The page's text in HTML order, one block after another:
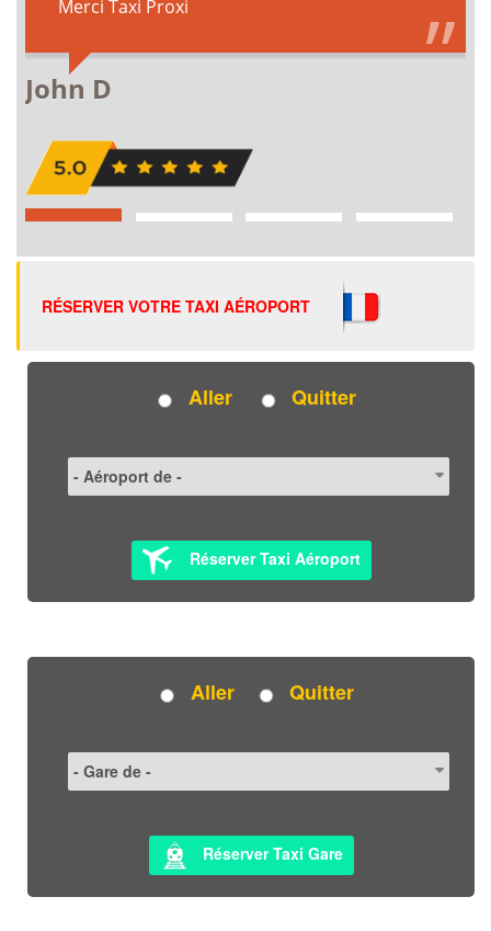
RÉSERVER VOTRE TAXI AÉROPORT
Aller Quitter
Réserver Taxi Aéroport
Aller Quitter
Réserver Taxi Gare